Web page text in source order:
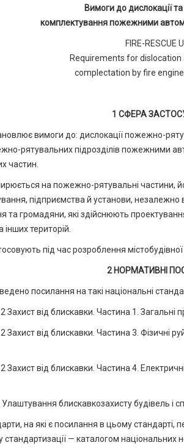
Вимоги до дислокації
комплектування пожежними
FIRE-RESCUE
Requirements for dislocation
complectation by fire
1 СФЕРА
вимоги до: дислокації пожежно-
рятувальних підрозділів пожежними
частин.
на пожежно-рятувальні частини,
підприємства й установи, незалежно
та громадяни, які здійснюють
інших територій.
під час розроблення містобудівної
2 НОРМАТИВНІ
посилання на такі національні
від блискавки. Частина 1. Загальні
від блискавки. Частина 3. Фізичні
від блискавки. Частина 4.
блискавкозахисту будівель і
на які є посилання в цьому стандарті,
стандартизації — каталогом